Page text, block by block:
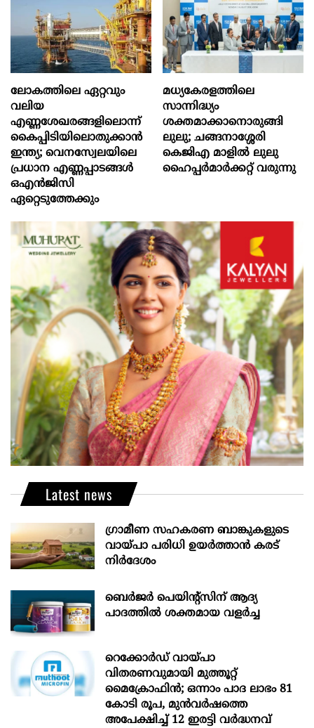
ലോകത്തിലെ ഏറ്റവും
വലിയ
എണ്ണശേഖരങ്ങളിലൊന്ന്
കൈപ്പിടിയിലൊതുക്കാന്‍
ഇന്ത്യ; വെനസ്വേലയിലെ
പ്രധാന എണ്ണപ്പാടങ്ങള്‍
ഒഎന്‍ജിസി
ഏറ്റെടുത്തേക്കും
മധ്യകേരളത്തിലെ
സാന്നിദ്ധ്യം
ശക്തമാക്കാനൊരുങ്ങി
ലുലു; ചങ്ങനാശ്ശേരി
കെജിഎ മാളിൽ ലുലു
ഹൈപ്പർമാർക്കറ്റ് വരുന്നു
Latest news
ഗ്രാമീണ സഹകരണ ബാങ്കുകളുടെ
വായ്പാ പരിധി ഉയർത്താൻ കരട്
നിർദേശം
ബെർജർ പെയിന്റ്സിന് ആദ്യ
പാദത്തിൽ ശക്തമായ വളർച്ച
റെക്കോർഡ് വായ്പാ
വിതരണവുമായി മുത്തൂറ്റ്
മൈക്രോഫിൻ; ഒന്നാം പാദ ലാഭം 81
കോടി രൂപ, മുൻവർഷത്തെ
അപേക്ഷിച്ച് 12 ഇരട്ടി വർദ്ധനവ്